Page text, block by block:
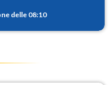
delle 08:10